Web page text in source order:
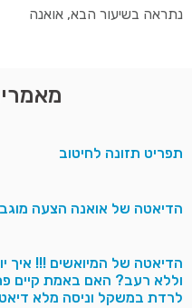
נתראה בשיעור הבא, אואנה
תפריט תזונה לחיטוב
הדיאטה של אואנה הצעה
הדיאטה של המיואשים !!! איך
וללא רעב? האם באמת קיים
לרדת במשקל וניסה מלא